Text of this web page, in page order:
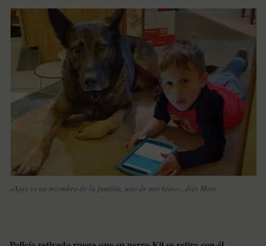
«Ajax es un miembro de la familia, uno de mis hijos», dijo Matt.